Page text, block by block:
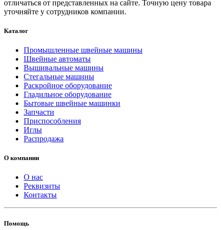
отличаться от представленных на сайте. Точную цену товара
уточняйте у сотрудников компании.
Каталог
Промышленные швейные машины
Швейные автоматы
Вышивальные машины
Стегальные машины
Раскройное оборудование
Гладильное оборудование
Бытовые швейные машинки
Запчасти
Приспособления
Иглы
Распродажа
О компании
О нас
Реквизиты
Контакты
Помощь